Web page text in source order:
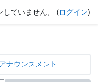
していません。 (ログイン)
ナウンスメント